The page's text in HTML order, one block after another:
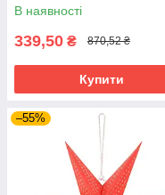
В наявності
339,50 ₴ 870,52 ₴
Купити
–55%